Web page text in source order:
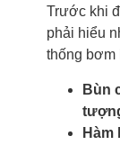
Trước khi
phải hiểu
thống bơm
Bùn